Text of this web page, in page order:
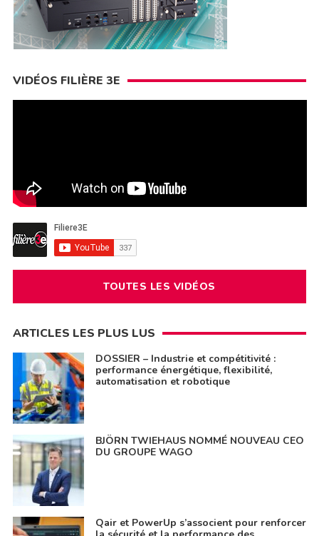
VIDÉOS FILIÈRE 3E
TOUTES LES VIDÉOS
ARTICLES LES PLUS LUS
DOSSIER – Industrie et compétitivité :
performance énergétique, flexibilité,
automatisation et robotique
BJÖRN TWIEHAUS NOMMÉ NOUVEAU CEO
DU GROUPE WAGO
Qair et PowerUp s’associent pour renforcer